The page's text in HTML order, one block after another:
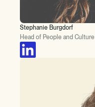
Stephanie Burgdorf
Head of People and Culture